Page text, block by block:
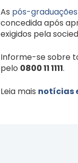
As pós-graduações
concedida após
exigidos pela
Informe-se sobre
pelo 0800 11 1111.
Leia mais notícias